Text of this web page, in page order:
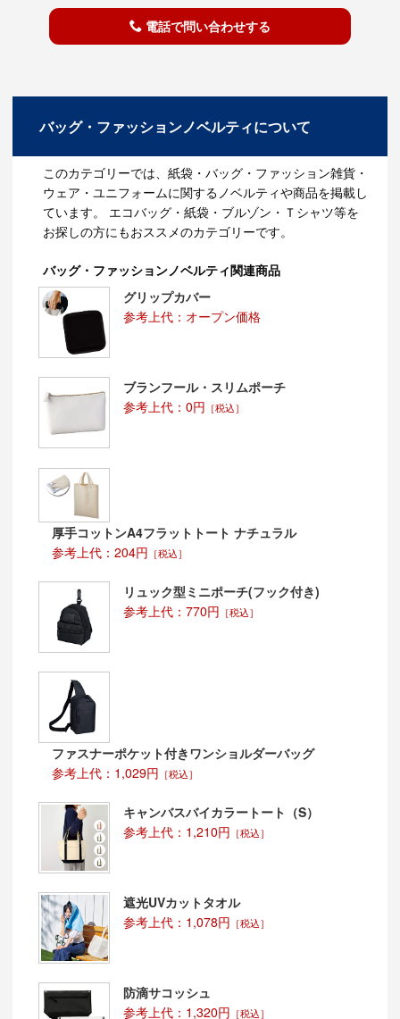
電話で問い合わせする
バッグ・ファッションノベルティについて
このカテゴリーでは、紙袋・バッグ・ファッション雑貨・
ウェア・ユニフォームに関するノベルティや商品を掲載し
ています。 エコバッグ・紙袋・ブルゾン・Ｔシャツ等を
お探しの方にもおススメのカテゴリーです。
バッグ・ファッションノベルティ関連商品
グリップカバー
参考上代：オープン価格
ブランフール・スリムポーチ
参考上代：0円 ［税込］
厚手コットンA4フラットトート ナチュラル
参考上代：204円 ［税込］
リュック型ミニポーチ(フック付き)
参考上代：770円 ［税込］
ファスナーポケット付きワンショルダーバッグ
参考上代：1,029円 ［税込］
キャンバスバイカラートート（S）
参考上代：1,210円 ［税込］
遮光UVカットタオル
参考上代：1,078円 ［税込］
防滴サコッシュ
参考上代：1,320円 ［税込］